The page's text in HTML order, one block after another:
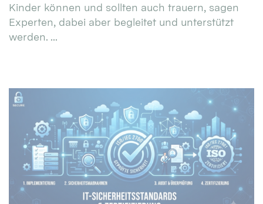
Kinder können und sollten auch trauern, sagen
Experten, dabei aber begleitet und unterstützt
werden. ...